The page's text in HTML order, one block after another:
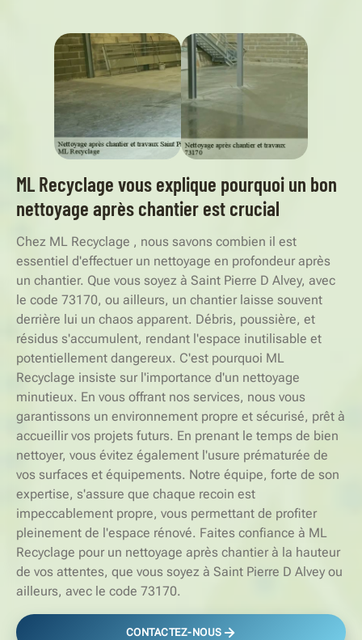
ML Recyclage vous explique pourquoi un bon
nettoyage après chantier est crucial
Chez ML Recyclage , nous savons combien il est
essentiel d'effectuer un nettoyage en profondeur après
un chantier. Que vous soyez à Saint Pierre D Alvey, avec
le code 73170, ou ailleurs, un chantier laisse souvent
derrière lui un chaos apparent. Débris, poussière, et
résidus s'accumulent, rendant l'espace inutilisable et
potentiellement dangereux. C'est pourquoi ML
Recyclage insiste sur l'importance d'un nettoyage
minutieux. En vous offrant nos services, nous vous
garantissons un environnement propre et sécurisé, prêt à
accueillir vos projets futurs. En prenant le temps de bien
nettoyer, vous évitez également l'usure prématurée de
vos surfaces et équipements. Notre équipe, forte de son
expertise, s'assure que chaque recoin est
impeccablement propre, vous permettant de profiter
pleinement de l'espace rénové. Faites confiance à ML
Recyclage pour un nettoyage après chantier à la hauteur
de vos attentes, que vous soyez à Saint Pierre D Alvey ou
ailleurs, avec le code 73170.
CONTACTEZ-NOUS